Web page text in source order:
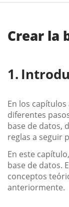
Crear la
En los
diferentes
base de datos,
reglas a seguir
En este
base de datos.
conceptos
anteriormente.